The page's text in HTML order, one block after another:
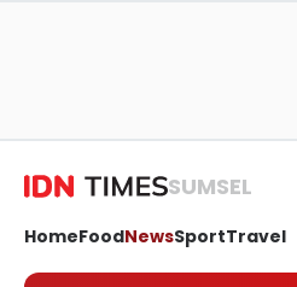
SUMSEL
HomeFoodNewsSportTravel